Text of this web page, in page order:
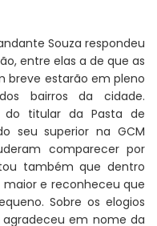
Souza respondeu
entre elas a de que as
breve estarão em pleno
bairros da cidade.
do titular da Pasta de
seu superior na GCM
comparecer por
também que dentro
e reconheceu que
Sobre os elogios
agradeceu em nome da